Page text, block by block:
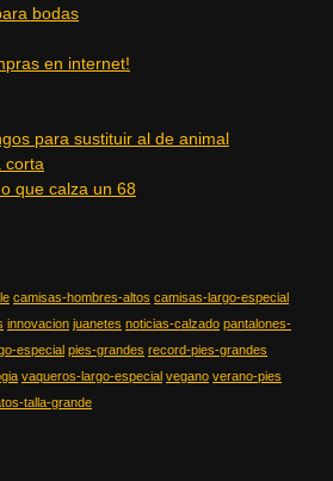
bodas
en internet!
para sustituir al de animal
corta
que calza un 68
camisas-hombres-altos camisas-largo-especial
innovacion juanetes noticias-calzado pantalones-
especial pies-grandes record-pies-grandes
vaqueros-largo-especial vegano verano-pies
talla-grande